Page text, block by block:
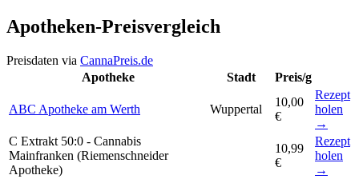
Apotheken-Preisvergleich
Preisdaten via CannaPreis.de
Apotheke
Stadt Preis/g
ABC Apotheke am Werth Wuppertal
10,00
€
Rezept
holen
→
C Extrakt 50:0 - Cannabis
Mainfranken (Riemenschneider
Apotheke)
10,99
€
Rezept
holen
→